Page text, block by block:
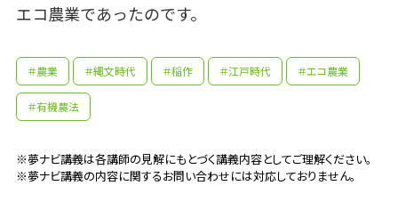
エコ農業であったのです。
＃農業 ＃縄文時代 ＃稲作 ＃江戸時代 ＃エコ農業
＃有機農法
※夢ナビ講義は各講師の見解にもとづく講義内容としてご理解ください。
※夢ナビ講義の内容に関するお問い合わせには対応しておりません。